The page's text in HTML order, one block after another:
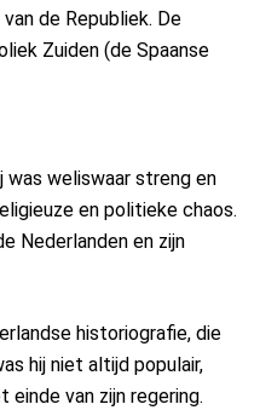
de Republiek. De
Zuiden (de Spaanse
was weliswaar streng en
en politieke chaos.
Nederlanden en zijn
historiografie, die
hij niet altijd populair,
einde van zijn regering.